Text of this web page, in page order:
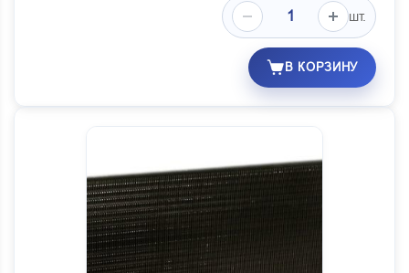
шт.
В КОРЗИНУ